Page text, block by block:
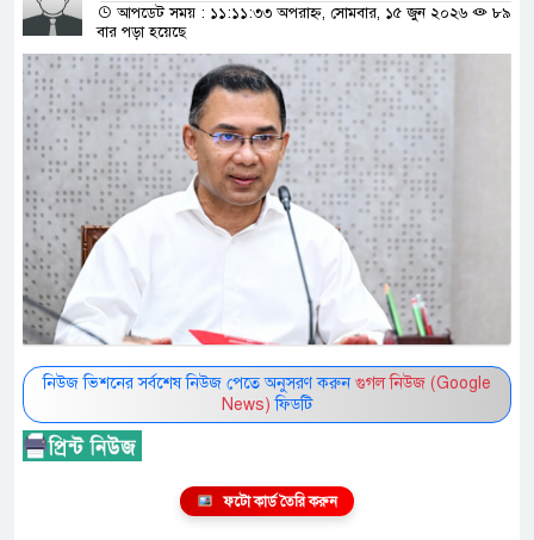
আপডেট সময় : ১১:১১:৩৩ অপরাহ্ন, সোমবার, ১৫ জুন ২০২৬
৮৯
বার পড়া হয়েছে
নিউজ ভিশনের সর্বশেষ নিউজ পেতে অনুসরণ করুন গুগল নিউজ (Google
News) ফিডটি
ফটো কার্ড তৈরি করুন